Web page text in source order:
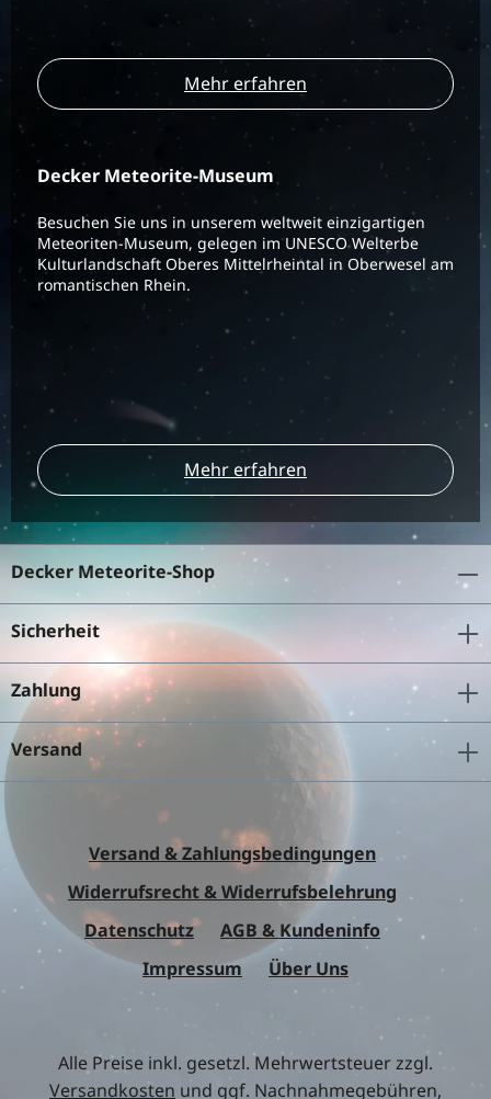
Mehr erfahren
Decker Meteorite-Museum
Besuchen Sie uns in unserem weltweit einzigartigen
Meteoriten-Museum, gelegen im UNESCO Welterbe
Kulturlandschaft Oberes Mittelrheintal in Oberwesel am
romantischen Rhein.
Mehr erfahren
Decker Meteorite-Shop
Sicherheit
Zahlung
Versand
Versand & Zahlungsbedingungen
Widerrufsrecht & Widerrufsbelehrung
Datenschutz
AGB & Kundeninfo
Impressum
Über Uns
Alle Preise inkl. gesetzl. Mehrwertsteuer zzgl.
Versandkosten und ggf. Nachnahmegebühren,